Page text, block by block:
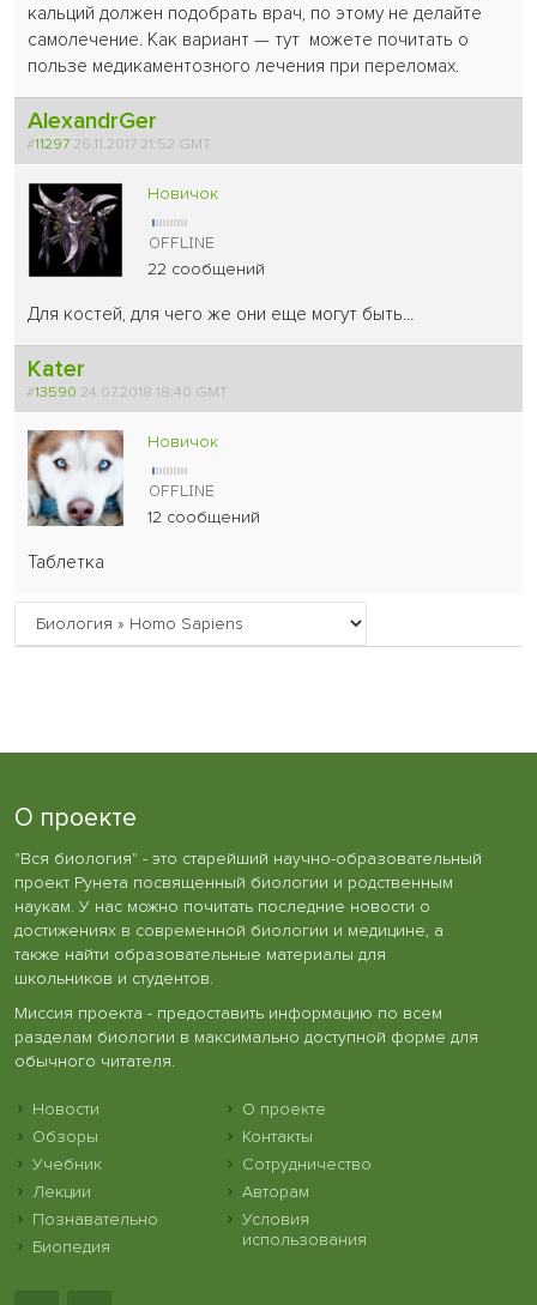
кальций должен подобрать врач, по этому не делайте
самолечение. Как вариант — тут можете почитать о
пользе медикаментозного лечения при переломах.
AlexandrGer
#1129726.11.2017 21:52 GMT
Новичок
22 сообщений
Для костей, для чего же они еще могут быть...
Kater
#13590 24.07.2018 18:40 GMT
Новичок
12 сообщений
Таблетка
О проекте
"Вся биология" - это старейший научно-образовательный
проект Рунета посвященный биологии и родственным
наукам. У нас можно почитать последние новости о
достижениях в современной биологии и медицине, а
также найти образовательные материалы для
школьников и студентов.
Миссия проекта - предоставить информацию по всем
разделам биологии в максимально доступной форме для
обычного читателя.
Новости
Обзоры
Учебник
Лекции
Познавательно
Биопедия
О проекте
Контакты
Сотрудничество
Авторам
Условия
использования